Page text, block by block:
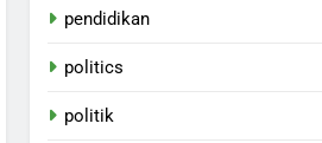
pendidikan
politics
politik